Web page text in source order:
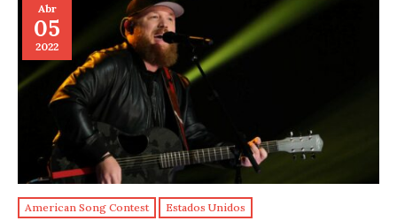
Abr
05
2022
American Song Contest Estados Unidos